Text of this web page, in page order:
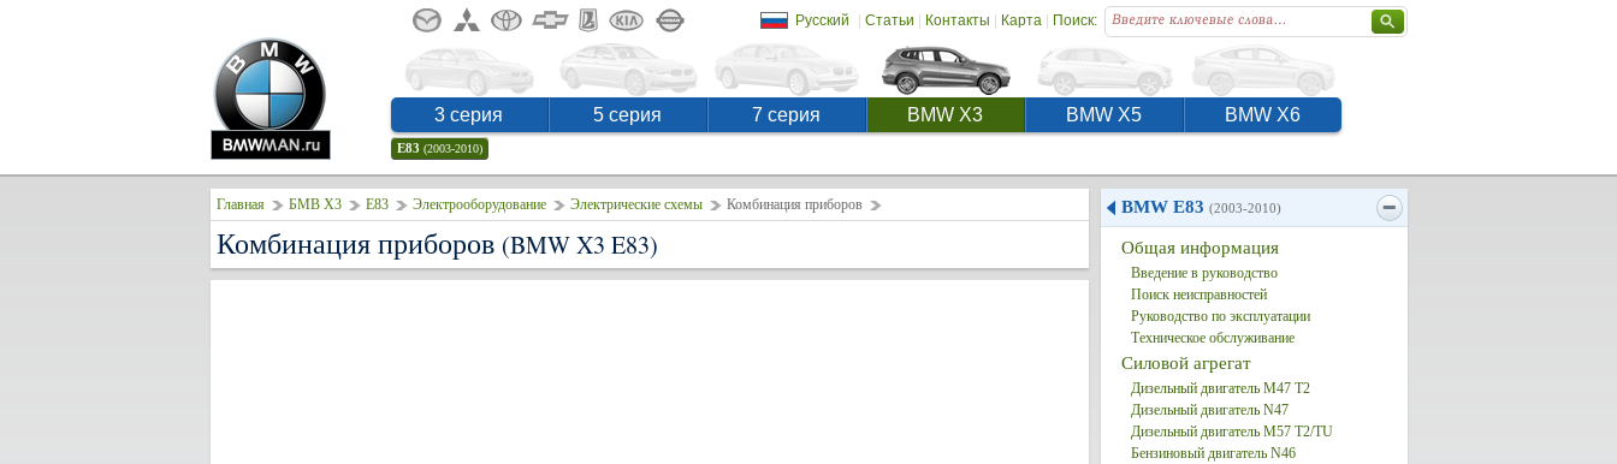
Русский | Статьи | Контакты | Карта| Поиск:
3 серия 5 серия 7 серия BMW X3 BMW X5 BMW X6
E83 (2003-2010)
Главная БМВ Х3 E83 Электрооборудование Электрические схемы Комбинация приборов
Комбинация приборов (BMW X3 E83)
BMW E83 (2003-2010)
Общая информация
Введение в руководство
Поиск неисправностей
Руководство по эксплуатации
Техническое обслуживание
Силовой агрегат
Дизельный двигатель М47 Т2
Дизельный двигатель N47
Дизельный двигатель M57 T2/TU
Бензиновый двигатель N46